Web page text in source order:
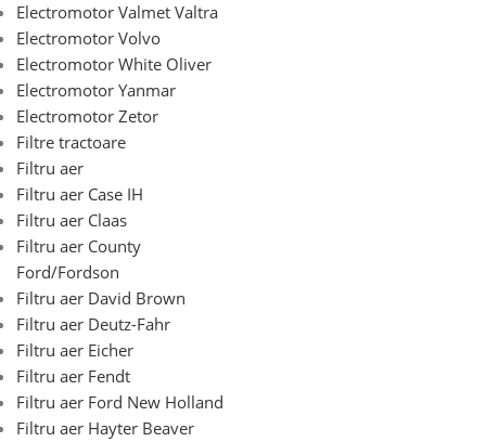
Electromotor Valmet Valtra
Electromotor Volvo
Electromotor White Oliver
Electromotor Yanmar
Electromotor Zetor
Filtre tractoare
Filtru aer
Filtru aer Case IH
Filtru aer Claas
Filtru aer County
Ford/Fordson
Filtru aer David Brown
Filtru aer Deutz-Fahr
Filtru aer Eicher
Filtru aer Fendt
Filtru aer Ford New Holland
Filtru aer Hayter Beaver